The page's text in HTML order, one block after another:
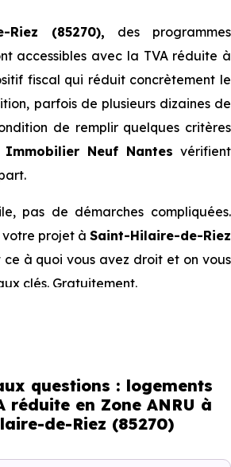
Riez (85270), des programmes
accessibles avec la TVA réduite à
fiscal qui réduit concrètement le
parfois de plusieurs dizaines de
de remplir quelques critères
Immobilier Neuf Nantes vérifient
pas de démarches compliquées.
votre projet à Saint-Hilaire-de-Riez
ce à quoi vous avez droit et on vous
clés. Gratuitement.
neuf à Saint-
(85270)
questions : logements
réduite en Zone ANRU à
de-Riez (85270)